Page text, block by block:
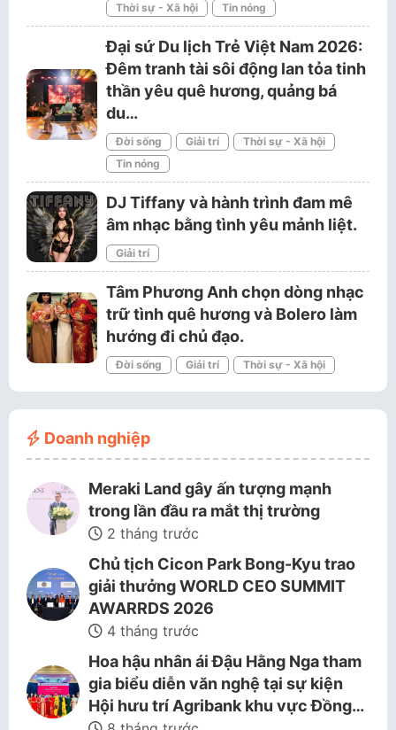
Thời sự - Xã hội Tin nóng
Đại sứ Du lịch Trẻ Việt Nam 2026:
Đêm tranh tài sôi động lan tỏa tinh
thần yêu quê hương, quảng bá
du…
Đời sống Giải trí
Thời sự - Xã hội
Tin nóng
DJ Tiffany và hành trình đam mê
âm nhạc bằng tình yêu mảnh liệt.
Giải trí
Tâm Phương Anh chọn dòng nhạc
trữ tình quê hương và Bolero làm
hướng đi chủ đạo.
Đời sống Giải trí Thời sự - Xã hội
Doanh nghiệp
Meraki Land gây ấn tượng mạnh
trong lần đầu ra mắt thị trường
2 tháng trước
Chủ tịch Cicon Park Bong-Kyu trao
giải thưởng WORLD CEO SUMMIT
AWARRDS 2026
4 tháng trước
Hoa hậu nhân ái Đậu Hằng Nga tham
gia biểu diễn văn nghệ tại sự kiện
Hội hưu trí Agribank khu vực Đồng…